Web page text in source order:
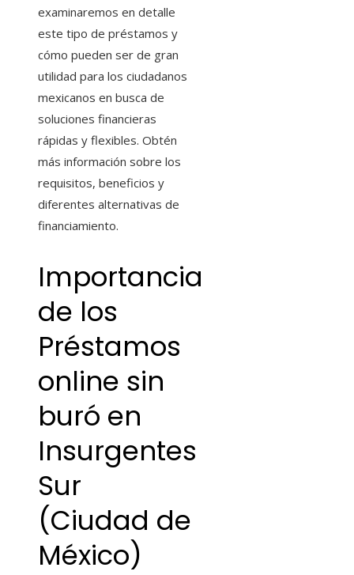
examinaremos en detalle
este tipo de préstamos y
cómo pueden ser de gran
utilidad para los ciudadanos
mexicanos en busca de
soluciones financieras
rápidas y flexibles. Obtén
más información sobre los
requisitos, beneficios y
diferentes alternativas de
financiamiento.
Importancia
de los
Préstamos
online sin
buró en
Insurgentes
Sur
(Ciudad de
México)